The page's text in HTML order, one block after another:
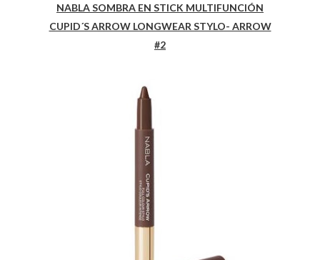
NABLA SOMBRA EN STICK MULTIFUNCIÓN
CUPID´S ARROW LONGWEAR STYLO- ARROW
#2